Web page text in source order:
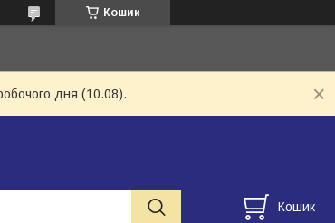
Кошик
дня (10.08).
Кошик